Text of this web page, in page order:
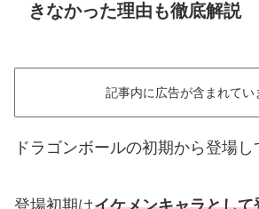
きなかった理由も徹底解説
記事内に広告が含まれてい
ドラゴンボールの初期から登場し
登場初期はイケメンキャラとして